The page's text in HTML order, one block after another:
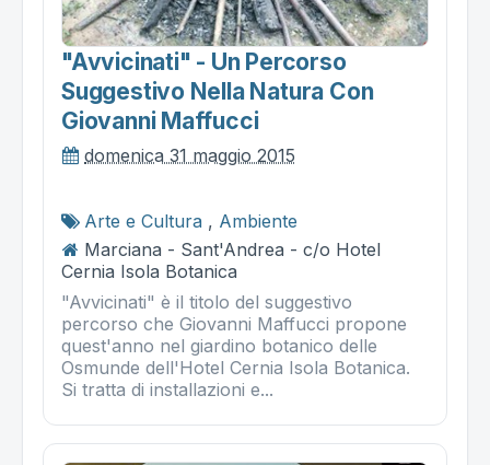
"avvicinati" - Un Percorso
Suggestivo Nella Natura Con
Giovanni Maffucci
domenica 31 maggio 2015
Arte e Cultura , Ambiente
Marciana - Sant'Andrea - c/o Hotel
Cernia Isola Botanica
"Avvicinati" è il titolo del suggestivo
percorso che Giovanni Maffucci propone
quest'anno nel giardino botanico delle
Osmunde dell'Hotel Cernia Isola Botanica.
Si tratta di installazioni e...